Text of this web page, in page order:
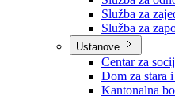
Službe
Služba za
Služba za
Služba za
Ustanove